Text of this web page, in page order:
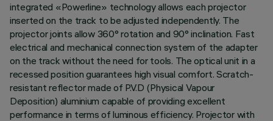
integrated «Powerline» technology allows each projector
inserted on the track to be adjusted independently. The
projector joints allow 360° rotation and 90° inclination. Fast
electrical and mechanical connection system of the adapter
on the track without the need for tools. The optical unit in a
recessed position guarantees high visual comfort. Scratch-
resistant reflector made of P.V.D (Physical Vapour
Deposition) aluminium capable of providing excellent
performance in terms of luminous efficiency. Projector with